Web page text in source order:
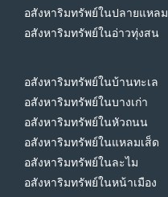
อสังหาริมทรัพย์ในปลายแหลม
อสังหาริมทรัพย์ในอ่าวทุ่งสน
อสังหาริมทรัพย์ในบ้านทะเล
อสังหาริมทรัพย์ในบางเก่า
อสังหาริมทรัพย์ในหัวถนน
อสังหาริมทรัพย์ในแหลมเส็ด
อสังหาริมทรัพย์ในละไม
อสังหาริมทรัพย์ในหน้าเมือง